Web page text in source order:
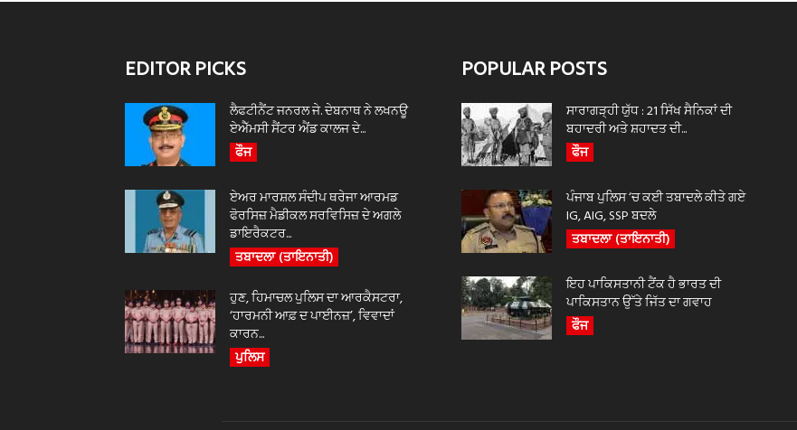
EDITOR PICKS
ਲੈਫਟੀਨੈਂਟ ਜਨਰਲ ਜੇ. ਦੇਬਨਾਥ ਨੇ ਲਖਨਊ
ਏਐੱਮਸੀ ਸੈਂਟਰ ਐਂਡ ਕਾਲਜ ਦੇ...
ਫੌਜ
ਏਅਰ ਮਾਰਸ਼ਲ ਸੰਦੀਪ ਥਰੇਜਾ ਆਰਮਡ
ਫੋਰਸਿਜ਼ ਮੈਡੀਕਲ ਸਰਵਿਸਿਜ਼ ਦੇ ਅਗਲੇ
ਡਾਇਰੈਕਟਰ...
ਤਬਾਦਲਾ (ਤਾਇਨਾਤੀ)
ਹੁਣ, ਹਿਮਾਚਲ ਪੁਲਿਸ ਦਾ ਆਰਕੈਸਟਰਾ,
‘ਹਾਰਮਨੀ ਆਫ਼ ਦ ਪਾਈਨਜ਼’, ਵਿਵਾਦਾਂ
ਕਾਰਨ...
ਪੁਲਿਸ
POPULAR POSTS
ਸਾਰਾਗੜ੍ਹੀ ਯੁੱਧ : 21 ਸਿੱਖ ਸੈਨਿਕਾਂ ਦੀ
ਬਹਾਦਰੀ ਅਤੇ ਸ਼ਹਾਦਤ ਦੀ...
ਫੌਜ
ਪੰਜਾਬ ਪੁਲਿਸ ‘ਚ ਕਈ ਤਬਾਦਲੇ ਕੀਤੇ ਗਏ
IG, AIG, SSP ਬਦਲੇ
ਤਬਾਦਲਾ (ਤਾਇਨਾਤੀ)
ਇਹ ਪਾਕਿਸਤਾਨੀ ਟੈਂਕ ਹੈ ਭਾਰਤ ਦੀ
ਪਾਕਿਸਤਾਨ ਉੱਤੇ ਜਿੱਤ ਦਾ ਗਵਾਹ
ਫੌਜ